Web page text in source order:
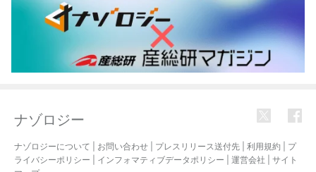
ナゾロジー
ナゾロジーについて お問い合わせ プレスリリース送付先 利用規約
プ
ライバシーポリシー
インフォマティブデータポリシー 運営会社
サイト